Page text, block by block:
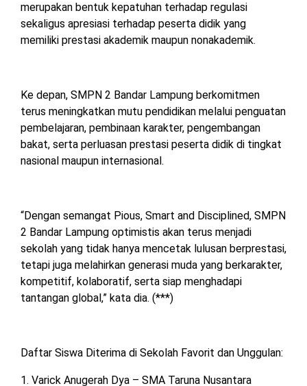
merupakan bentuk kepatuhan terhadap regulasi
sekaligus apresiasi terhadap peserta didik yang
memiliki prestasi akademik maupun nonakademik.
Ke depan, SMPN 2 Bandar Lampung berkomitmen
terus meningkatkan mutu pendidikan melalui penguatan
pembelajaran, pembinaan karakter, pengembangan
bakat, serta perluasan prestasi peserta didik di tingkat
nasional maupun internasional.
“Dengan semangat Pious, Smart and Disciplined, SMPN
2 Bandar Lampung optimistis akan terus menjadi
sekolah yang tidak hanya mencetak lulusan berprestasi,
tetapi juga melahirkan generasi muda yang berkarakter,
kompetitif, kolaboratif, serta siap menghadapi
tantangan global,” kata dia. (***)
Daftar Siswa Diterima di Sekolah Favorit dan Unggulan:
1. Varick Anugerah Dya – SMA Taruna Nusantara